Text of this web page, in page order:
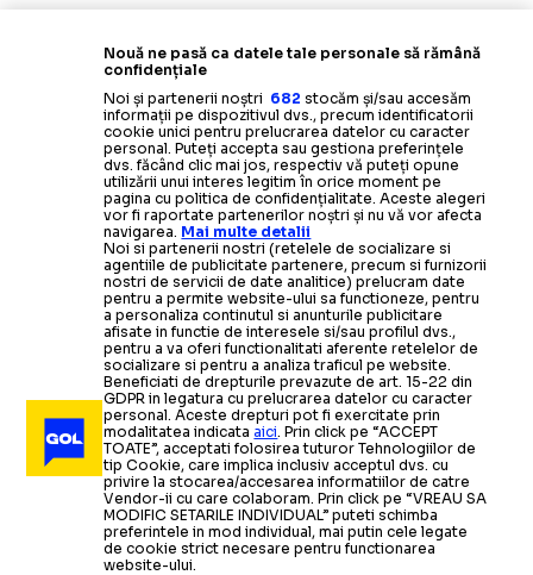
Nouă ne pasă ca datele tale personale să rămână
confidențiale
Noi și partenerii noștri 682 stocăm și/sau accesăm
informații pe dispozitivul dvs., precum identificatorii
cookie unici pentru prelucrarea datelor cu caracter
personal. Puteți accepta sau gestiona preferințele
dvs. făcând clic mai jos, respectiv vă puteți opune
utilizării unui interes legitim în orice moment pe
pagina cu politica de confidențialitate. Aceste alegeri
vor fi raportate partenerilor noștri și nu vă vor afecta
navigarea. Mai multe detalii
Noi si partenerii nostri (retelele de socializare si
agentiile de publicitate partenere, precum si furnizorii
nostri de servicii de date analitice) prelucram date
pentru a permite website-ului sa functioneze, pentru
a personaliza continutul si anunturile publicitare
afisate in functie de interesele si/sau profilul dvs.,
pentru a va oferi functionalitati aferente retelelor de
socializare si pentru a analiza traficul pe website.
Beneficiati de drepturile prevazute de art. 15-22 din
GDPR in legatura cu prelucrarea datelor cu caracter
personal. Aceste drepturi pot fi exercitate prin
modalitatea indicataaici. Prin click pe “ACCEPT
TOATE”, acceptati folosirea tuturor Tehnologiilor de
tip Cookie, care implica inclusiv acceptul dvs. cu
privire la stocarea/accesarea informatiilor de catre
Vendor-ii cu care colaboram. Prin click pe “VREAU SA
MODIFIC SETARILE INDIVIDUAL” puteti schimba
preferintele in mod individual, mai putin cele legate
de cookie strict necesare pentru functionarea
website-ului.